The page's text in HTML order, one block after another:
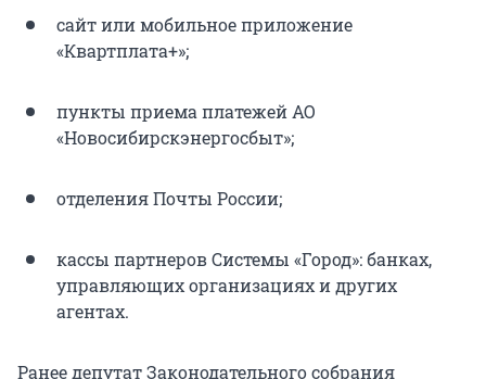
сайт или мобильное приложение
«Квартплата+»;
пункты приема платежей АО
«Новосибирскэнергосбыт»;
отделения Почты России;
кассы партнеров Системы «Город»: банках,
управляющих организациях и других
агентах.
Ранее депутат Законодательного собрания